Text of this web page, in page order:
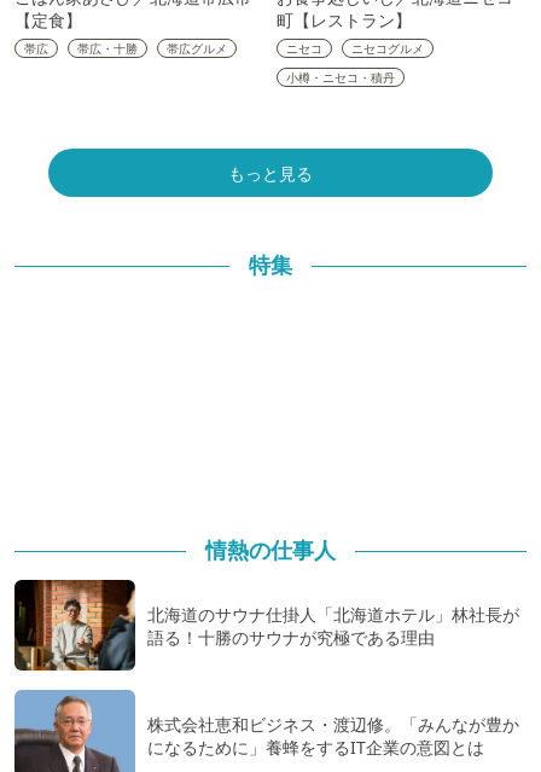
【定食】
帯広 帯広・十勝 帯広グルメ
町【レストラン】
ニセコ
ニセコグルメ
小樽・ニセコ・積丹
もっと見る
特集
情熱の仕事人
北海道のサウナ仕掛人「北海道ホテル」林社長が
語る！十勝のサウナが究極である理由
株式会社恵和ビジネス・渡辺修。「みんなが豊か
になるために」養蜂をするIT企業の意図とは